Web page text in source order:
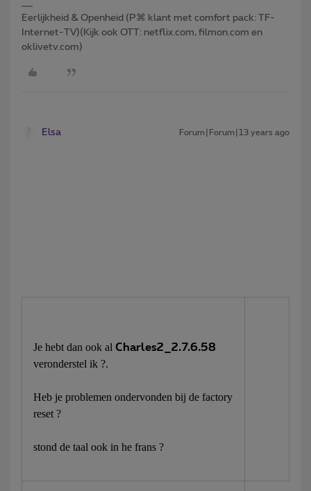
Eerlijkheid & Openheid (P⌘ klant met comfort pack: TF-
Internet-TV)(Kijk ook OTT: netflix.com, filmon.com en
oklivetv.com)
Elsa Forum|Forum|13 years ago
Je hebt dan ook al Charles2_2.7.6.58
veronderstel ik ?.
Heb je problemen ondervonden bij de factory
reset ?
stond de taal ook in he frans ?